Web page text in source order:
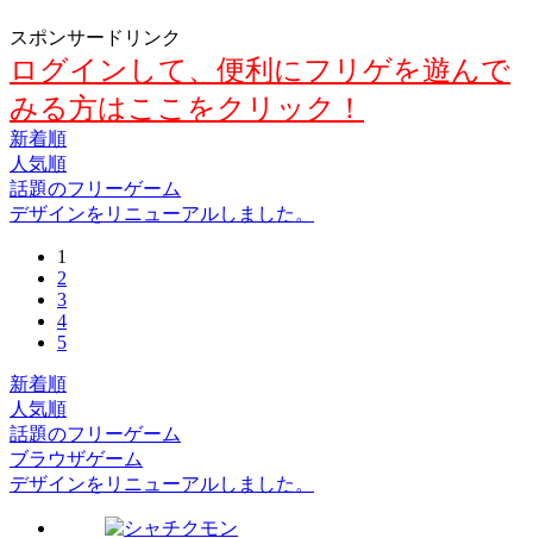
スポンサードリンク
ログインして、便利にフリゲを遊んで
みる方はここをクリック！
新着順
人気順
話題のフリーゲーム
デザインをリニューアルしました。
1
2
3
4
5
新着順
人気順
話題のフリーゲーム
ブラウザゲーム
デザインをリニューアルしました。